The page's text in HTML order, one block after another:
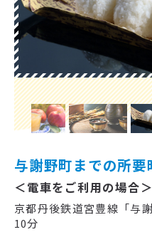
与謝野町までの所要
＜電車をご利用の場合＞
京都丹後鉄道宮豊線「与
10分